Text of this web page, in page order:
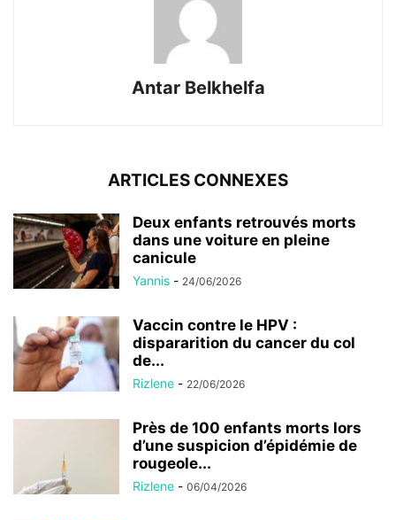
Antar Belkhelfa
ARTICLES CONNEXES
Deux enfants retrouvés morts
dans une voiture en pleine
canicule
Yannis - 24/06/2026
Vaccin contre le HPV :
dispararition du cancer du col
de...
Rizlene - 22/06/2026
Près de 100 enfants morts lors
d’une suspicion d’épidémie de
rougeole...
Rizlene - 06/04/2026